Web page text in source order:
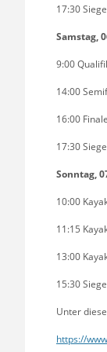
17:30
Samstag,
9:00
14:00
16:00
17:30
Sonntag,
10:00
11:15
13:00
15:30
Unter
https://